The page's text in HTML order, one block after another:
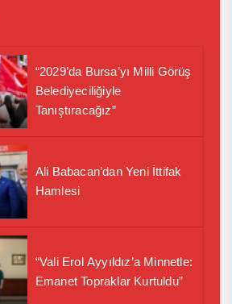
“2029’da Bursa’yı Milli Görüş
Belediyeciliğiyle
Tanıştıracağız”
Ali Babacan’dan Yeni İttifak
Hamlesi
“Vali Erol Ayyıldız’a Minnetle:
Emanet Topraklar Kurtuldu”